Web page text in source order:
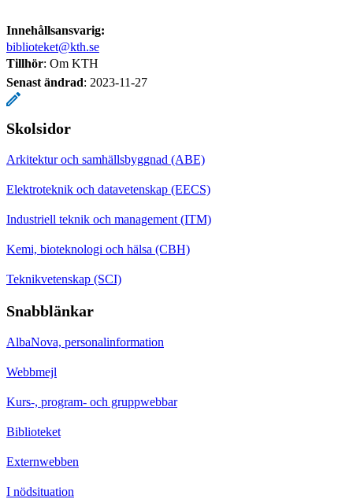
Innehållsansvarig:
biblioteket@kth.se
Tillhör: Om KTH
Senast ändrad: 2023-11-27
Skolsidor
Arkitektur och samhällsbyggnad (ABE)
Elektroteknik och datavetenskap (EECS)
Industriell teknik och management (ITM)
Kemi, bioteknologi och hälsa (CBH)
Teknikvetenskap (SCI)
Snabblänkar
AlbaNova, personalinformation
Webbmejl
Kurs-, program- och gruppwebbar
Biblioteket
Externwebben
I nödsituation